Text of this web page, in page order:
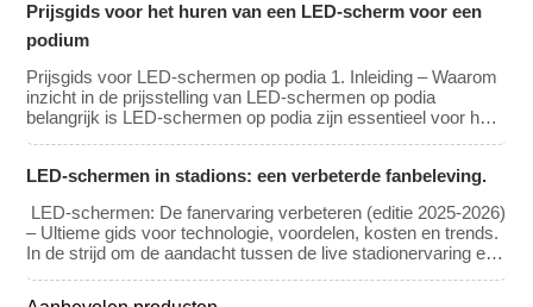
productiebedrijf kan doen. Het is de klassieke CapEx (Capital
Investment) […]
Prijsgids voor het huren van een LED-scherm voor een
podium
Prijsgids voor LED-schermen op podia 1. Inleiding – Waarom
inzicht in de prijsstelling van LED-schermen op podia
belangrijk is LED-schermen op podia zijn essentieel voor het
Of u nu van plan bent een LED-videowall te huren of te kopen,
kosten beïnvloeden is cruciaal […]
LED-schermen in stadions: een verbeterde fanbeleving.
LED-schermen: De fanervaring verbeteren (editie 2025-2026)
– Ultieme gids voor technologie, voordelen, kosten en trends.
In de strijd om de aandacht tussen de live stadionervaring en
de 8K-uitzending thuis, hebben locaties hun toevlucht